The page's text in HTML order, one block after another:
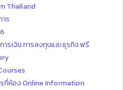
Thailand
ร
ารเงิน การลงทุนและธุรกิจ ฟรี
ที่ห้อง Online Information